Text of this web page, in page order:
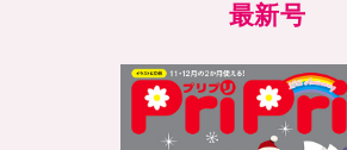
最新号